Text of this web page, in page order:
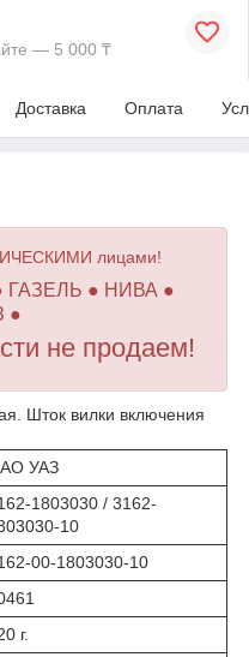
— 5 000 ₸
Доставка Оплата
лицами!
ГАЗЕЛЬ ● НИВА ●
●
не продаем!
Шток вилки включения
УАЗ
1803030 / 3162-
10
00-1803030-10
г.